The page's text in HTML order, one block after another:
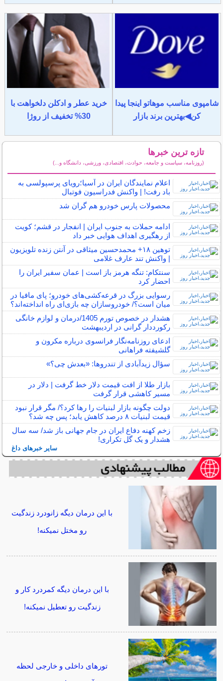
شامپوی مناسب موهاتو اینجا پیدا
کن◀بهترین برند بازار
خرید عطر و ادکلن دلخواهت با
30% تخفیف از روژا
تازه ترین خبرها
(روزنامه، سیاست و جامعه، حوادث، اقتصادی، ورزشی، دانشگاه و...)
اعلام نمایندگان ایران در آسیا؛رویای پرسپولسی به
باد رفت! | واکنش فدراسیون فوتبال
محصولات پارس خودرو هم گران شد
ادامه حملات به جنوب ایران | انفجار در قشم؛ کویت
از رهگیری اهداف هوایی خبر داد
توهین ۱۸+ محمدحسین میثاقی در آنتن زنده تلویزیون
| واکنش تند عارف غلامی
سنتکام: تنگه هرمز باز است | عمان سفیر ایران را
احضار کرد
رسوایی بزرگ در قرعه‌کشی‌های خودرو؛ پای مافیا در
میان است؟/ خودروسازان چه بازی‌ای راه انداخته‌اند؟
هشدار در خصوص تورم 1405/درمان و لوازم خانگی
رکورددار گرانی در اردیبهشت
ادعای روزنامه‌نگار فرانسوی درباره مکرون و
گلشیفته فراهانی
سؤال زیدآبادی از تندروها: «بعدش چی؟»
بازار طلا از افت قیمت دلار خط گرفت | دلار در
مسیر کاهشی قرار گرفت
دولت چگونه بازار لبنیات را رها کرد؟/ مگر قرار نبود
قیمت لبنیات ۸ درصد کاهش یابد؛ پس چه شد؟
زخم کهنه دفاع ایران در جام جهانی باز شد/ سه سال
هشدار و یک گل تکراری!
سایر خبرهای داغ
با این درمان دیگه زانودرد زندگیت
رو مختل نمیکنه!
با این درمان دیگه کمردرد کار و
زندگیت رو تعطیل نمیکنه!
تورهای داخلی و خارجی لحظه